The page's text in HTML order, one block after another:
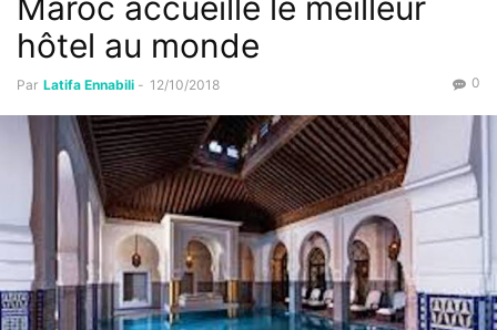
Maroc accueille le meilleur
hôtel au monde
Par Latifa Ennabili - 12/10/2018 0